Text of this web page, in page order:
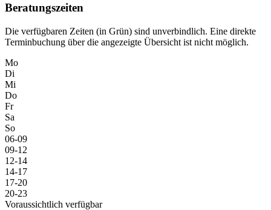
Beratungszeiten
Die verfügbaren Zeiten (in Grün) sind unverbindlich. Eine direkte
Terminbuchung über die angezeigte Übersicht ist nicht möglich.
Mo
Di
Mi
Do
Fr
Sa
So
06-09
09-12
12-14
14-17
17-20
20-23
Voraussichtlich verfügbar